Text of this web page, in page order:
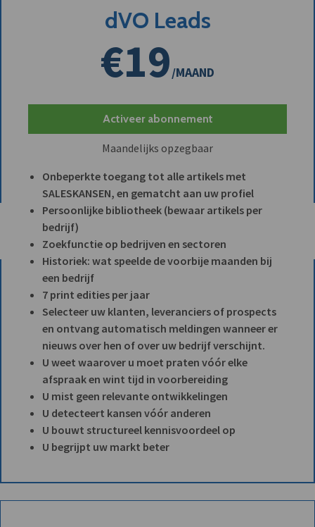
dVO Leads
€19/MAAND
Activeer abonnement
Maandelijks opzegbaar
Onbeperkte toegang tot alle artikels met
SALESKANSEN, en gematcht aan uw profiel
Persoonlijke bibliotheek (bewaar artikels per
bedrijf)
Zoekfunctie op bedrijven en sectoren
Historiek: wat speelde de voorbije maanden bij
een bedrijf
7 print edities per jaar
Selecteer uw klanten, leveranciers of prospects
en ontvang automatisch meldingen wanneer er
nieuws over hen of over uw bedrijf verschijnt.
U weet waarover u moet praten vóór elke
afspraak en wint tijd in voorbereiding
U mist geen relevante ontwikkelingen
U detecteert kansen vóór anderen
U bouwt structureel kennisvoordeel op
U begrijpt uw markt beter